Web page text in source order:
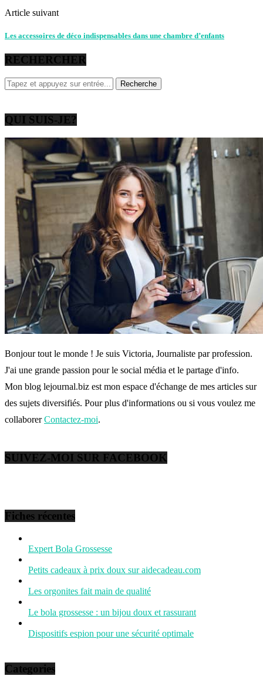
Article suivant
Les accessoires de déco indispensables dans une chambre d’enfants
RECHERCHER
QUI SUIS-JE?
Bonjour tout le monde ! Je suis Victoria, Journaliste par profession.
J'ai une grande passion pour le social média et le partage d'info.
Mon blog lejournal.biz est mon espace d'échange de mes articles sur
des sujets diversifiés. Pour plus d'informations ou si vous voulez me
collaborerContactez-moi.
SUIVEZ-MOI SUR FACEBOOK
Fiches récentes
Expert Bola Grossesse
Petits cadeaux à prix doux sur aidecadeau.com
Les orgonites fait main de qualité
Le bola grossesse : un bijou doux et rassurant
Dispositifs espion pour une sécurité optimale
Categories